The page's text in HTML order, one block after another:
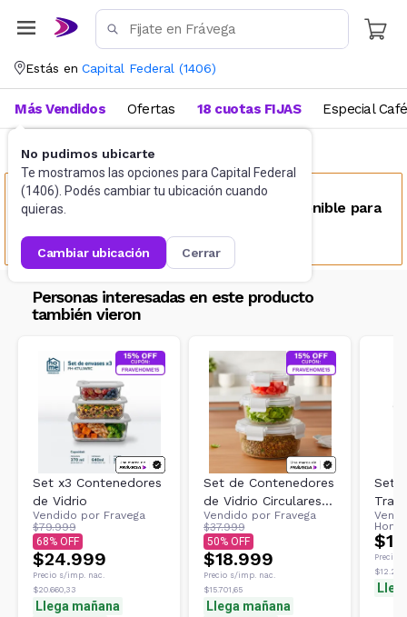
Estás en Capital Federal (1406)
No pudimos ubicarte
Te mostramos las opciones para Capital Federal
(1406). Podés cambiar tu ubicación cuando
quieras.
cambiar ubicación cerrar
Más Vendidos Ofertas 18 cuotas FIJAS Especial Café
Bazar Tuppers
Este producto no se encuentra disponible para
Personas interesadas en este producto
también vieron
Set x3 Contenedores
de Vidrio
Vendido por Fravega
$79.999
68
$24.999
Precio s/imp. nac.
$20.660,33
Llega mañana
Set de Contenedores
de Vidrio Circulares
Frávega Home X3
Vendido por Fravega
$37.999
50
$18.999
Precio s/imp. nac.
$15.701,65
Llega mañana
Set
Home
Precio
$12.208